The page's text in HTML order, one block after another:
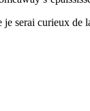
serai curieux de